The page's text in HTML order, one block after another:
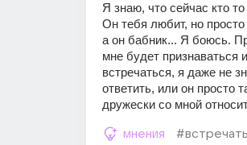
Я знаю, что сейчас кто
Он тебя любит, но
а он бабник... Я боюсь.
мне будет признаваться
встречаться, я даже не
ответить, или он просто
дружески со мной
мнения